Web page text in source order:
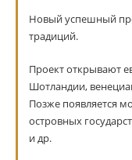
Новый успешный
традиций.
Проект открывают
Шотландии,
Позже появляется
островных
и др.